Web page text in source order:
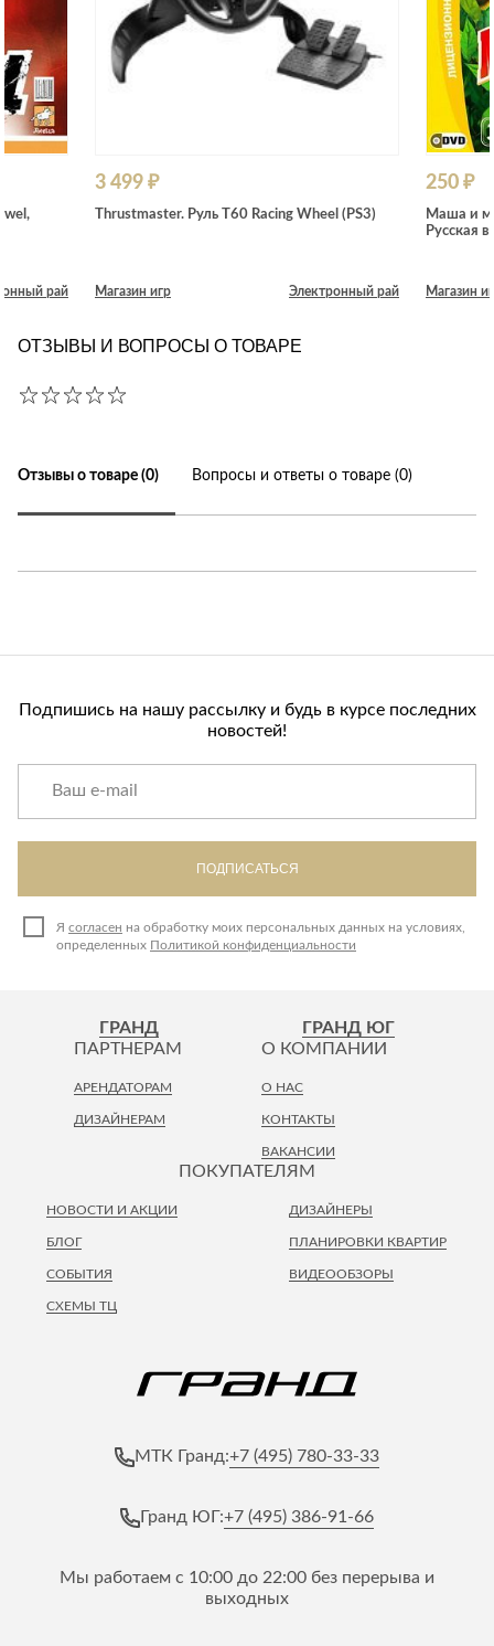
рай
3 499 ₽
Thrustmaster. Руль T60 Racing Wheel (PS3)
Магазин игр Электронный рай
250 ₽
Маша и
Русская
Магазин
ОТЗЫВЫ И ВОПРОСЫ О ТОВАРЕ
Отзывы о товаре (0) Вопросы и ответы о товаре (0)
Подпишись на нашу рассылку и будь в курсе последних
новостей!
ПОДПИСАТЬСЯ
Я согласен на обработку моих персональных данных на условиях,
определенных Политикой конфиденциальности
ГРАНД ГРАНД ЮГ
ПОКУПАТЕЛЯМ
НОВОСТИ И АКЦИИ
ПЛАНИРОВКИ КВАРТИР
ВИДЕООБЗОРЫ
БЛОГ
СОБЫТИЯ
СХЕМЫ ТЦ
ДИЗАЙНЕРЫ
ПАРТНЕРАМ
АРЕНДАТОРАМ
ДИЗАЙНЕРАМ
О КОМПАНИИ
О НАС
КОНТАКТЫ
ВАКАНСИИ
МТК Гранд:+7 (495) 780-33-33
Гранд ЮГ:+7 (495) 386-91-66
Мы работаем с 10:00 до 22:00 без перерыва и
выходных